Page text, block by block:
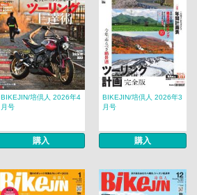
BIKEJIN/培倶人 2026年4
月号
購入
BIKEJIN/培倶人 2026年3
月号
購入